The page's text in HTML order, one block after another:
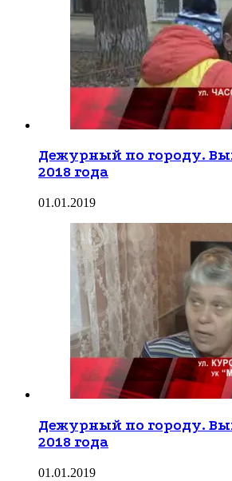
Дежурный по городу.
2018 года
01.01.2019
Дежурный по городу.
2018 года
01.01.2019